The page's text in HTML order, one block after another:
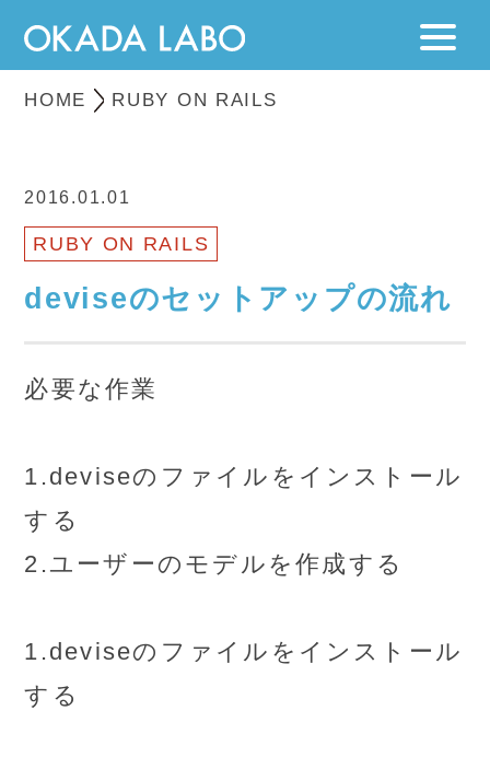
HOME RUBY ON RAILS
2016.01.01
RUBY ON RAILS
deviseのセットアップの流れ
必要な作業
1.deviseのファイルをインストール
する
2.ユーザーのモデルを作成する
1.deviseのファイルをインストール
する